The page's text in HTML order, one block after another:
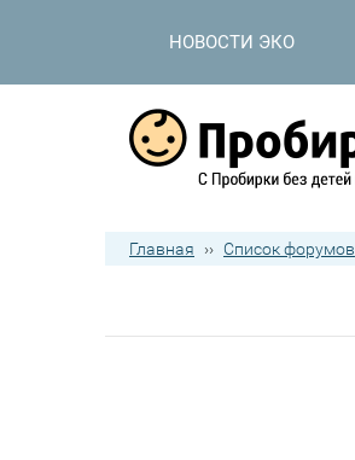
НОВОСТИ ЭКО
Главная ›› Список форумов